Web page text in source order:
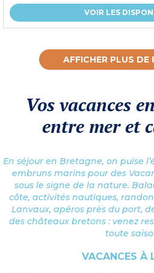
VOIR LES
AFFICHER PLUS DE
Vos vacances
entre mer et
En séjour en Bretagne, on puise
embruns marins pour des
sous le signe de la nature.
côte, activités nautiques,
Lanvaux, apéros près du port,
des châteaux bretons : venez
toute
VACANCES À